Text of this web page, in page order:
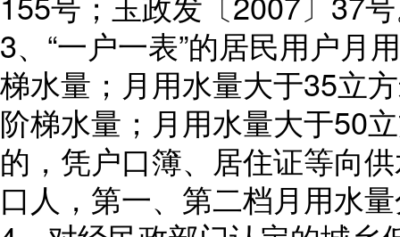
3、“一户一表”的居民用户月
梯水量；月用水量大于35立
阶梯水量；月用水量大于50
的，凭户口簿、居住证等向
口人，第一、第二档月用水